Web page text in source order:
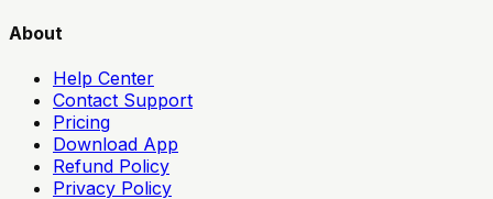
About
Help Center
Contact Support
Pricing
Download App
Refund Policy
Privacy Policy